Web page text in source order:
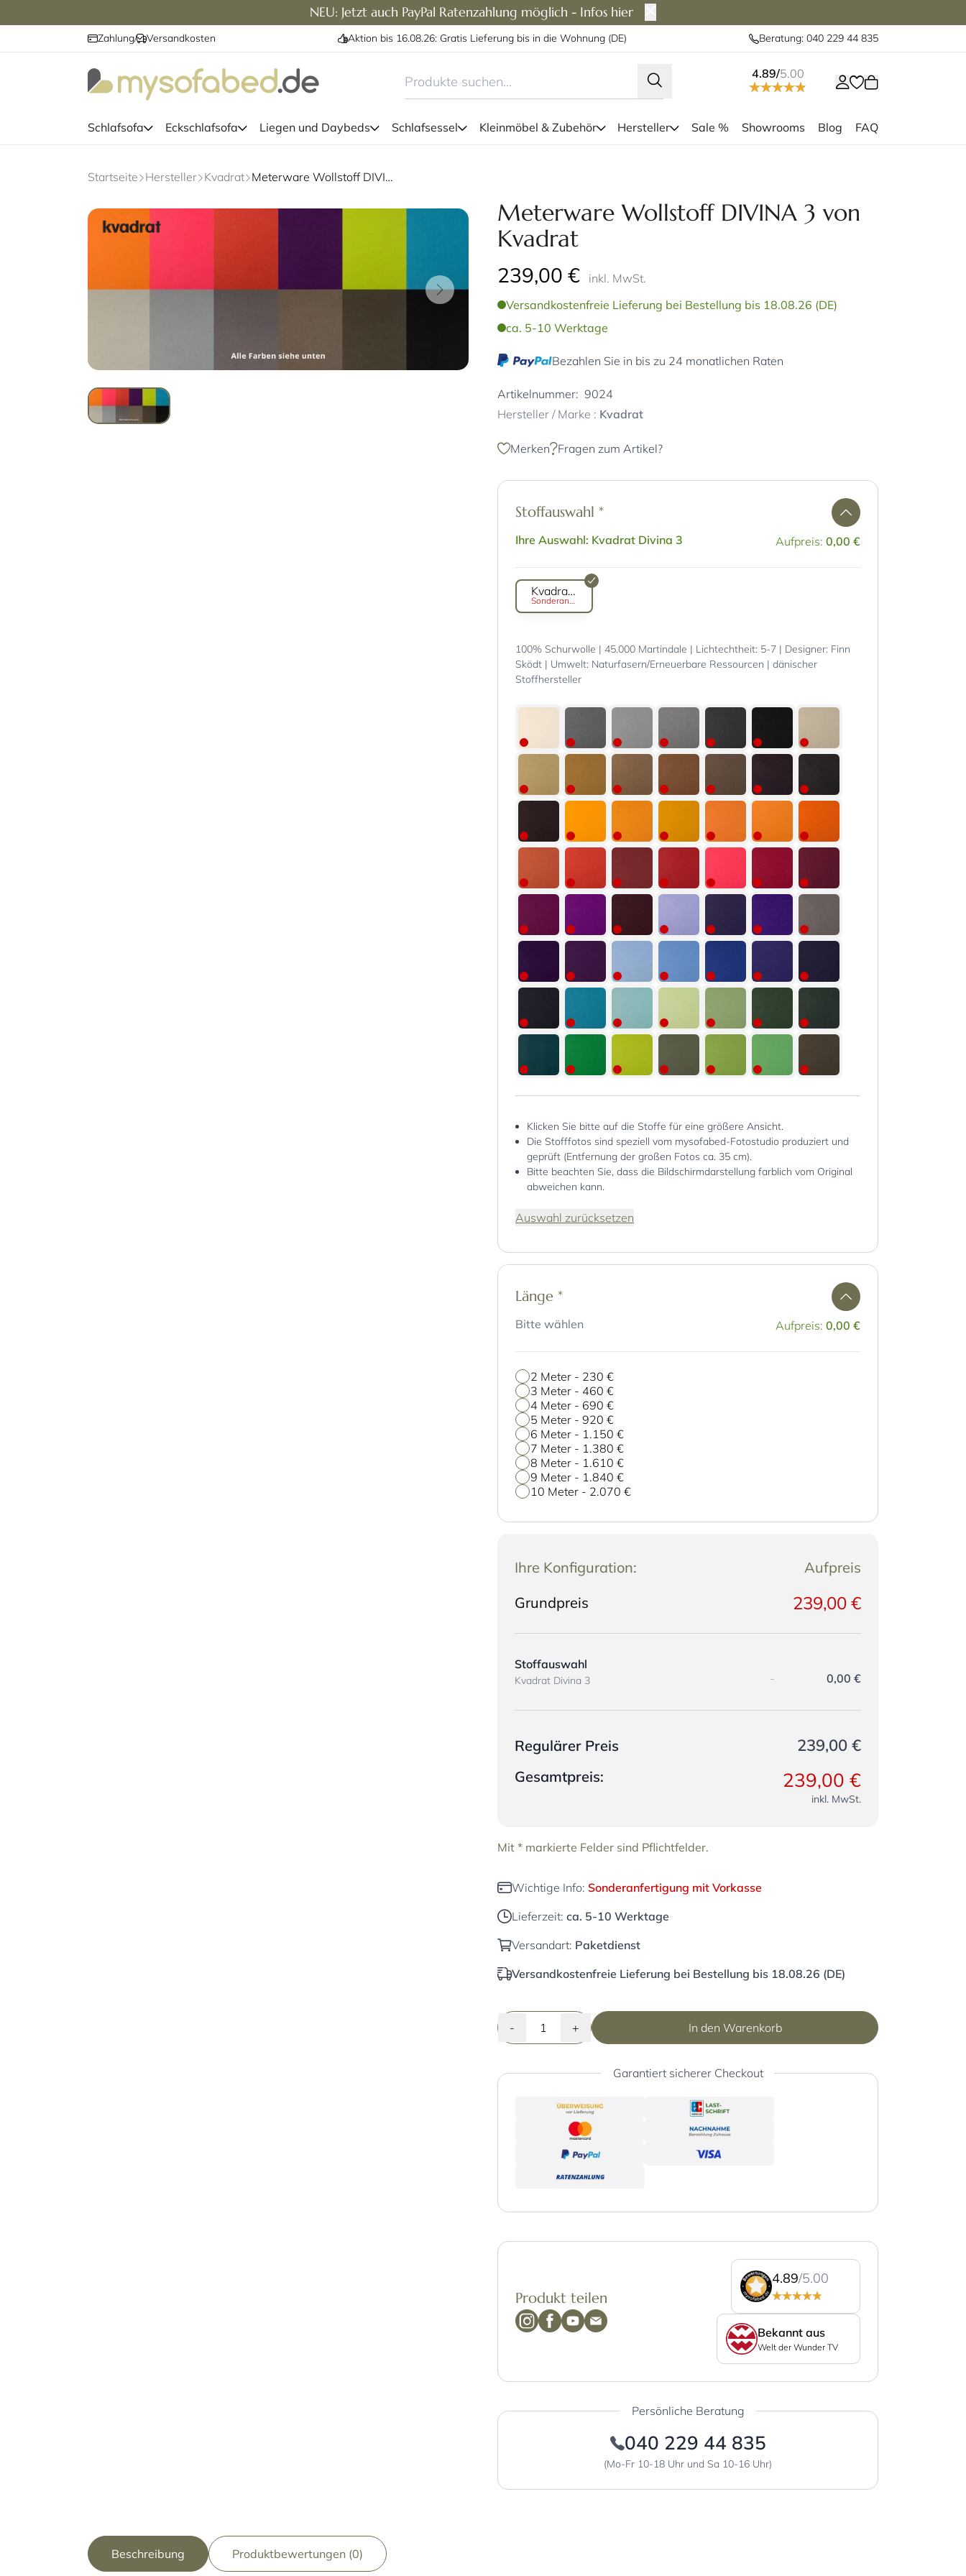
NEU: Jetzt auch PayPal Ratenzahlung möglich - Infos hier
Zahlung/ Versandkosten Aktion bis 16.08.26: Gratis Lieferung bis in die Wohnung (DE) Beratung: 040 229 44 835
4.89/5.00
Schlafsofa Eckschlafsofa Liegen und Daybeds Schlafsessel Kleinmöbel & Zubehör Hersteller Sale % Showrooms Blog FAQ
Startseite Hersteller Kvadrat Meterware Wollstoff DIVINA 3 von Kvadrat
Meterware Wollstoff DIVINA 3 von
Kvadrat
239,00 €
inkl. MwSt.
Versandkostenfreie Lieferung bei Bestellung bis 18.08.26 (DE)
ca. 5-10 Werktage
Bezahlen Sie in bis zu 24 monatlichen Raten
Artikelnummer: 9024
Hersteller / Marke : Kvadrat
Merken Fragen zum Artikel?
Stoffauswahl *
Ihre Auswahl: Kvadrat Divina 3 Aufpreis: 0,00 €
Kvadrat Divina 3
Sonderanfertigung
100% Schurwolle | 45.000 Martindale | Lichtechtheit: 5-7 | Designer: Finn
Sködt | Umwelt: Naturfasern/Erneuerbare Ressourcen | dänischer
Stoffhersteller
Klicken Sie bitte auf die Stoffe für eine größere Ansicht.
Die Stofffotos sind speziell vom mysofabed-Fotostudio produziert und
geprüft (Entfernung der großen Fotos ca. 35 cm).
Bitte beachten Sie, dass die Bildschirmdarstellung farblich vom Original
abweichen kann.
Auswahl zurücksetzen
Länge *
Bitte wählen Aufpreis: 0,00 €
2 Meter - 230 €
3 Meter - 460 €
4 Meter - 690 €
5 Meter -920 €
6 Meter - 1.150 €
7 Meter - 1.380 €
8 Meter - 1.610 €
9 Meter - 1.840 €
10 Meter - 2.070 €
Ihre Konfiguration:
Aufpreis
Grundpreis
239,00 €
Stoffauswahl
Kvadrat Divina 3 - 0,00 €
Regulärer Preis 239,00 €
Gesamtpreis: 239,00 €
inkl. MwSt.
Mit * markierte Felder sind Pflichtfelder.
Wichtige Info: Sonderanfertigung mit Vorkasse
Lieferzeit: ca. 5-10 Werktage
Versandart: Paketdienst
Versandkostenfreie Lieferung bei Bestellung bis 18.08.26 (DE)
- + In den Warenkorb
Garantiert sicherer Checkout
Produkt teilen
4.89/5.00
Bekannt aus
Welt der Wunder TV
Persönliche Beratung
040 229 44 835
(Mo-Fr 10-18 Uhr und Sa 10-16 Uhr)
Beschreibung Produktbewertungen (0)